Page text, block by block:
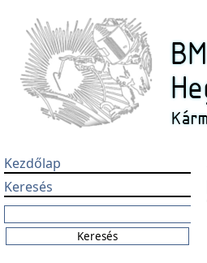
Kezdőlap
Keresés